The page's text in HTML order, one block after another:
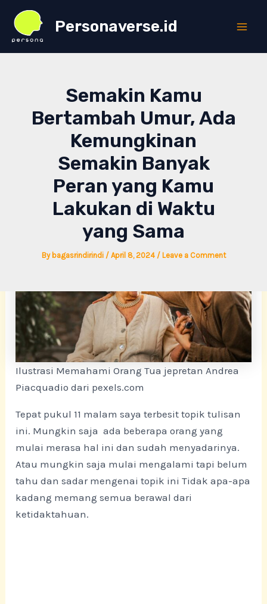
content
Personaverse.id
Semakin Kamu
Bertambah Umur, Ada
Kemungkinan
Semakin Banyak
Peran yang Kamu
Lakukan di Waktu
yang Sama
By bagasrindirindi / April 8, 2024 / Leave a Comment
Ilustrasi Memahami Orang Tua jepretan Andrea
Piacquadio dari pexels.com
Tepat pukul 11 malam saya terbesit topik tulisan
ini. Mungkin saja ada beberapa orang yang
mulai merasa hal ini dan sudah menyadarinya.
Atau mungkin saja mulai mengalami tapi belum
tahu dan sadar mengenai topik ini Tidak apa-apa
kadang memang semua berawal dari
ketidaktahuan.